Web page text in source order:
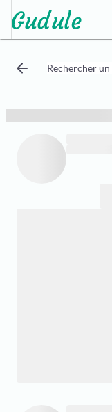
arrow_back Rechercher